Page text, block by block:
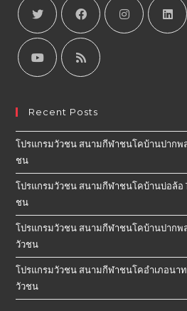
Recent Posts
โปรแกรมวัวชน สนามกีฬาชนโคบ้านปากพล
ชน
โปรแกรมวัวชน สนามกีฬาชนโคบ้านบ่อล้อ
ชน
โปรแกรมวัวชน สนามกีฬาชนโคบ้านปากพ
วัวชน
โปรแกรมวัวชน สนามกีฬาชนโคอำเภอนา
วัวชน